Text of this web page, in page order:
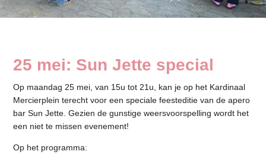
25 mei: Sun Jette special
Op maandag 25 mei, van 15u tot 21u, kan je op het Kardinaal
Mercierplein terecht voor een speciale feesteditie van de apero
bar Sun Jette. Gezien de gunstige weersvoorspelling wordt het
een niet te missen evenement!
Op het programma: